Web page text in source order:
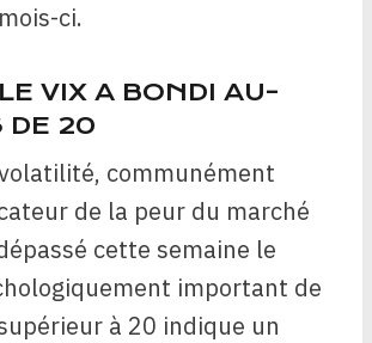
ci.
VIX A BONDI AU-
DE 20
volatilité, communément
de la peur du marché
cette semaine le
important de
à 20 indique un